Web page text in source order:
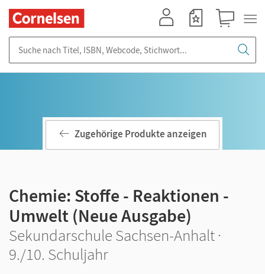
Zugehörige Produkte anzeigen
Chemie: Stoffe - Reaktionen -
Umwelt (Neue Ausgabe)
Sekundarschule Sachsen-Anhalt ·
9./10. Schuljahr